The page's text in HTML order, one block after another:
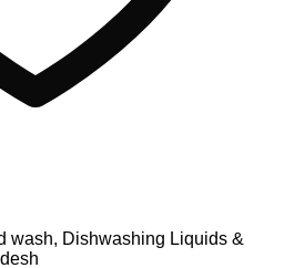
wash, Dishwashing Liquids &